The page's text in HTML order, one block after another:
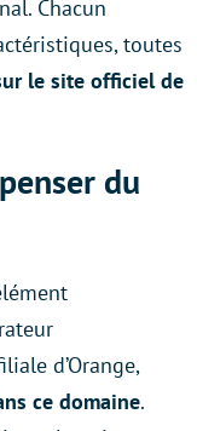
Chacun
toutes
le site officiel de
du
d’Orange,
ce domaine.